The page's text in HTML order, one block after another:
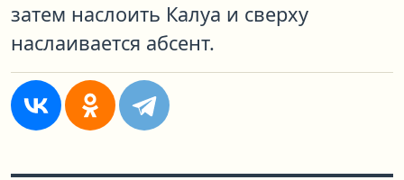
затем наслоить Калуа и сверху
наслаивается абсент.